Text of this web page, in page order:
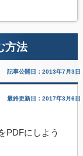
方法
記事公開日：2013年7月3日
最終更新日：2017年3月6日
PDFにしよう